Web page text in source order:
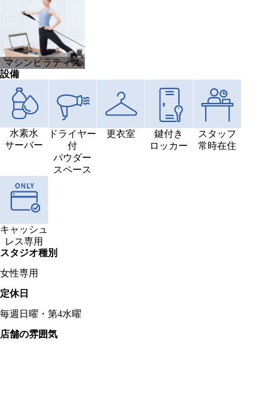
マシンピラティス
設備
水素水
サーバー
ドライヤー
付
パウダー
スペース
更衣室
鍵付き
ロッカー
スタッフ
常時在住
キャッシュ
レス専用
スタジオ種別
女性専用
定休日
毎週日曜・第4水曜
店舗の雰囲気